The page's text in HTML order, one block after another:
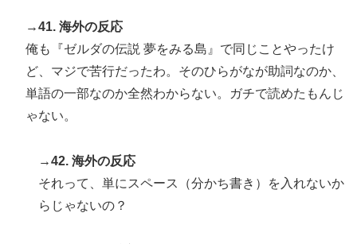
→41. 海外の反応
俺も『ゼルダの伝説 夢をみる島』で同じことやったけ
ど、マジで苦行だったわ。そのひらがなが助詞なのか、
単語の一部なのか全然わからない。ガチで読めたもんじ
ゃない。
→42. 海外の反応
それって、単にスペース（分かち書き）を入れないか
らじゃないの？